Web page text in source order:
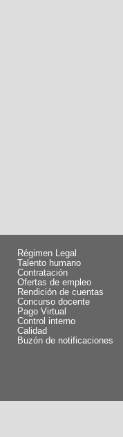
Régimen Legal
Talento humano
Contratación
Ofertas de empleo
Rendición de cuentas
Concurso docente
Pago Virtual
Control interno
Calidad
Buzón de notificaciones